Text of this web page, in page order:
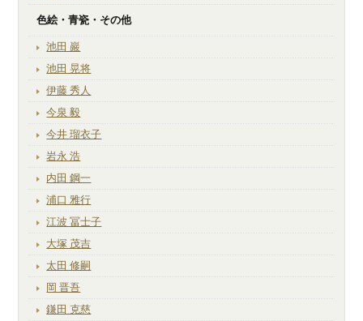
色絵・青瓷・その他
池田 巖
池田 晃将
伊藤 秀人
今泉 毅
今井 瑠衣子
岩永 浩
内田 鋼一
浦口 雅行
江波 冨士子
大塚 茂吉
太田 修嗣
岡 晋吾
鎌田 克慈